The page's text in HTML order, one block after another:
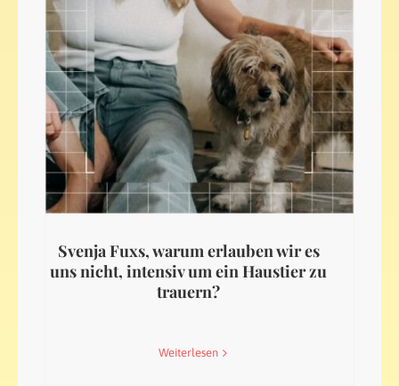
Svenja Fuxs, warum erlauben wir es
uns nicht, intensiv um ein Haustier zu
trauern?
Weiterlesen